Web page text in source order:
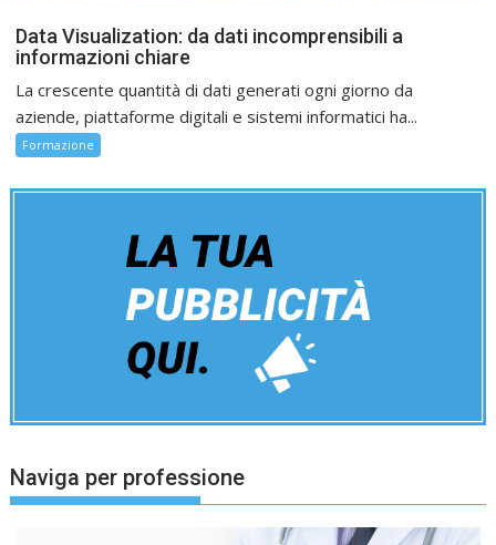
Data Visualization: da dati incomprensibili a
informazioni chiare
La crescente quantità di dati generati ogni giorno da
aziende, piattaforme digitali e sistemi informatici ha...
Formazione
Naviga per professione